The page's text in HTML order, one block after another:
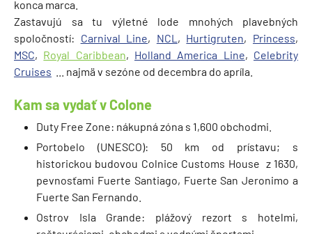
konca marca.
Zastavujú sa tu výletné lode mnohých plavebných
spoločností: Carnival Line, NCL , Hurtigruten, Princess,
MSC, Royal Caribbean, Holland America Line, Celebrity
Cruises ... najmä v sezóne od decembra do apríla.
Kam sa vydať v Colone
Duty Free Zone: nákupná zóna s 1,600 obchodmi.
Portobelo (UNESCO): 50 km od prístavu; s
historickou budovou Colnice Customs House z 1630,
pevnosťami Fuerte Santiago, Fuerte San Jeronimo a
Fuerte San Fernando.
Ostrov Isla Grande: plážový rezort s hotelmi,